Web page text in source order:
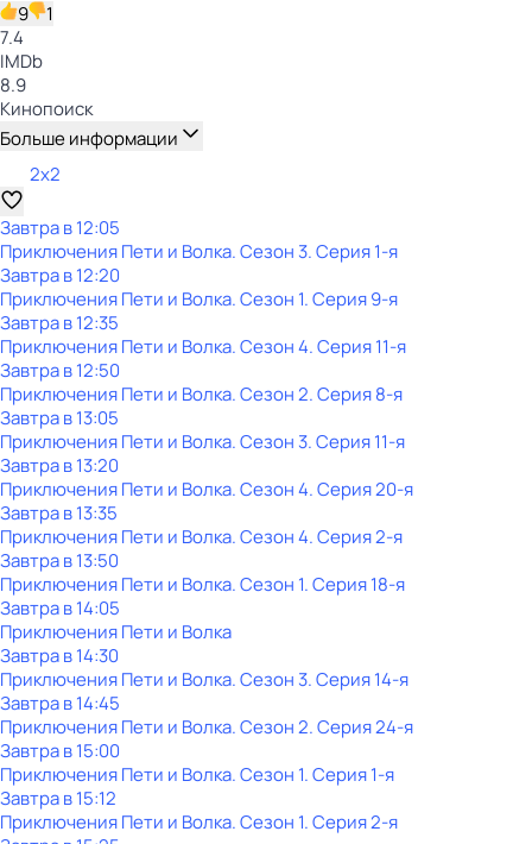
9
1
7.4
IMDb
8.9
Кинопоиск
Больше информации
2x2
Завтра в 12:05
Приключения Пети и Волка. Сезон 3. Серия 1-я
Завтра в 12:20
Приключения Пети и Волка. Сезон 1. Серия 9-я
Завтра в 12:35
Приключения Пети и Волка. Сезон 4. Серия 11-я
Завтра в 12:50
Приключения Пети и Волка. Сезон 2. Серия 8-я
Завтра в 13:05
Приключения Пети и Волка. Сезон 3. Серия 11-я
Завтра в 13:20
Приключения Пети и Волка. Сезон 4. Серия 20-я
Завтра в 13:35
Приключения Пети и Волка. Сезон 4. Серия 2-я
Завтра в 13:50
Приключения Пети и Волка. Сезон 1. Серия 18-я
Завтра в 14:05
Приключения Пети и Волка
Завтра в 14:30
Приключения Пети и Волка. Сезон 3. Серия 14-я
Завтра в 14:45
Приключения Пети и Волка. Сезон 2. Серия 24-я
Завтра в 15:00
Приключения Пети и Волка. Сезон 1. Серия 1-я
Завтра в 15:12
Приключения Пети и Волка. Сезон 1. Серия 2-я